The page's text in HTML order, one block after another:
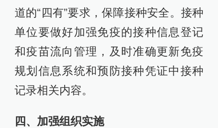
道的“四有”要求，保障接种安全。接种
单位要做好加强免疫的接种信息登记
和疫苗流向管理，及时准确更新免疫
规划信息系统和预防接种凭证中接种
记录相关内容。
四、加强组织实施